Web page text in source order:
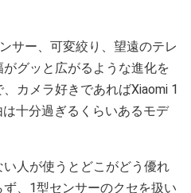
サー、可変絞り、望遠のテレ
グッと広がるような進化を
カメラ好きであればXiaomi 1
十分過ぎるくらいあるモデ
人が使うとどこがどう優れ
、1型センサーのクセを扱い